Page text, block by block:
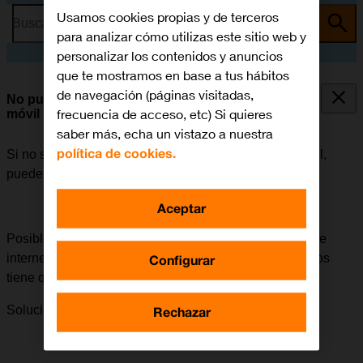
Busca por problema o tema
No puedo utilizar la conexión de internet de mi
móvil
Si no se puede utilizar la conexión de internet del móvil,
puede haber varias causas posibles al problema.
Posible causa 3 de 4:Para poder utilizar la conexión de
internet del móvil en el extranjero, la itinerancia de datos
tiene que estar activada.
Solución: Cómo activar la itinerancia de datos.
Usamos cookies propias y de terceros
para analizar cómo utilizas este sitio web y
personalizar los contenidos y anuncios
que te mostramos en base a tus hábitos
de navegación (páginas visitadas,
frecuencia de acceso, etc) Si quieres
saber más, echa un vistazo a nuestra
política de cookies.
Configurar
Rechazar
Aceptar